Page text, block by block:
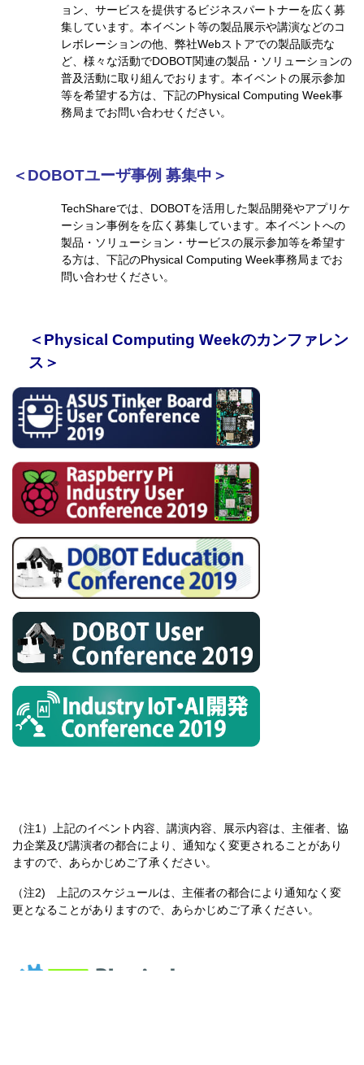
ョン、サービスを提供するビジネスパートナーを広く募
集しています。本イベント等の製品展示や講演などのコ
レボレーションの他、 弊社Webストアでの製品販売な
ど、 様々な活動でDOBOT関連の製品・ソリューションの
普及活動に取り組んでおります。本イベントの展示参加
等を希望する方は、下記のPhysical Computing Week事
務局までお問い合わせください。
＜DOBOTユーザ事例 募集中＞
TechShareでは、DOBOTを活用した製品開発やアプリケ
ーション事例をを広く募集しています。本イベントへの
製品・ソリューション・サービスの展示参加等を希望す
る方は、下記のPhysical Computing Week事務局までお
問い合わせください。
＜Physical Computing Weekのカンファレン
ス＞
（注1）上記のイベント内容、講演内容、展示内容は、主催者、協
力企業及び講演者の都合により、通知なく変更されることがあり
ますので、あらかじめご了承ください。
（注2) 上記のスケジュールは、主催者の都合により通知なく変
更となることがありますので、あらかじめご了承ください。